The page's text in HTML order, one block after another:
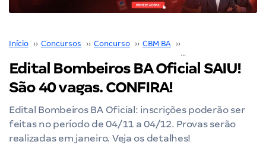
Início ›› Concursos ›› Concurso ›› CBM BA ››
Edital Bombeiros BA Oficial SAIU!
São 40 vagas. CONFIRA!
Edital Bombeiros BA Oficial: inscrições poderão ser
feitas no período de 04/11 a 04/12. Provas serão
realizadas em janeiro. Veja os detalhes!